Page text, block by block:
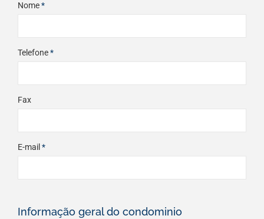
Nome*
Telefone*
Fax
E-mail *
Informação geral do condominio